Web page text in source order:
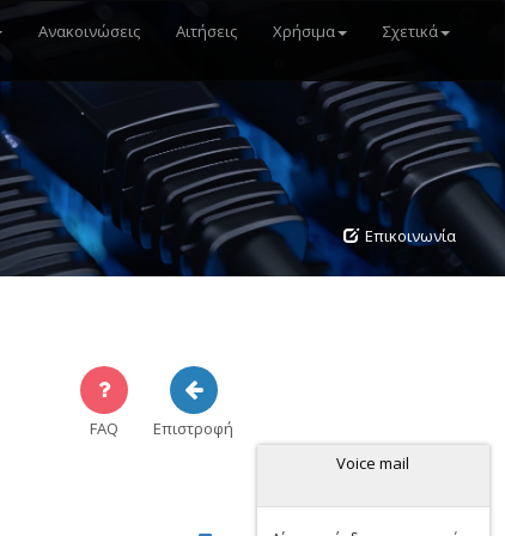
Ανακοινώσεις Αιτήσεις Χρήσιμα Σχετικά
Επικοινωνία
Επιστροφή
FAQ
Voice mail